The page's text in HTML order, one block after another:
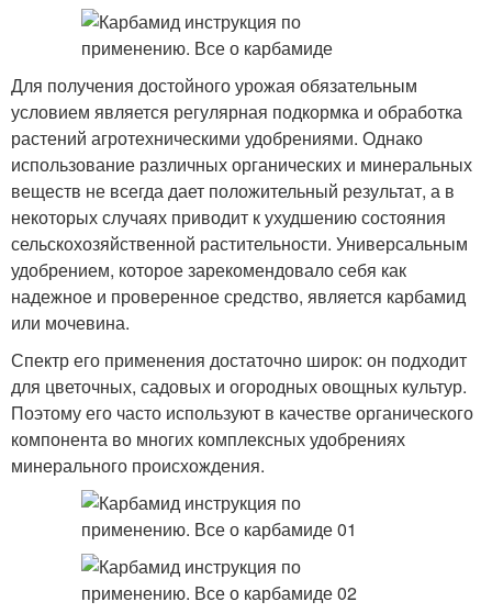
Для получения достойного урожая обязательным
условием является регулярная подкормка и обработка
растений агротехническими удобрениями. Однако
использование различных органических и минеральных
веществ не всегда дает положительный результат, а в
некоторых случаях приводит к ухудшению состояния
сельскохозяйственной растительности. Универсальным
удобрением, которое зарекомендовало себя как
надежное и проверенное средство, является карбамид
или мочевина.
Спектр его применения достаточно широк: он подходит
для цветочных, садовых и огородных овощных культур.
Поэтому его часто используют в качестве органического
компонента во многих комплексных удобрениях
минерального происхождения.